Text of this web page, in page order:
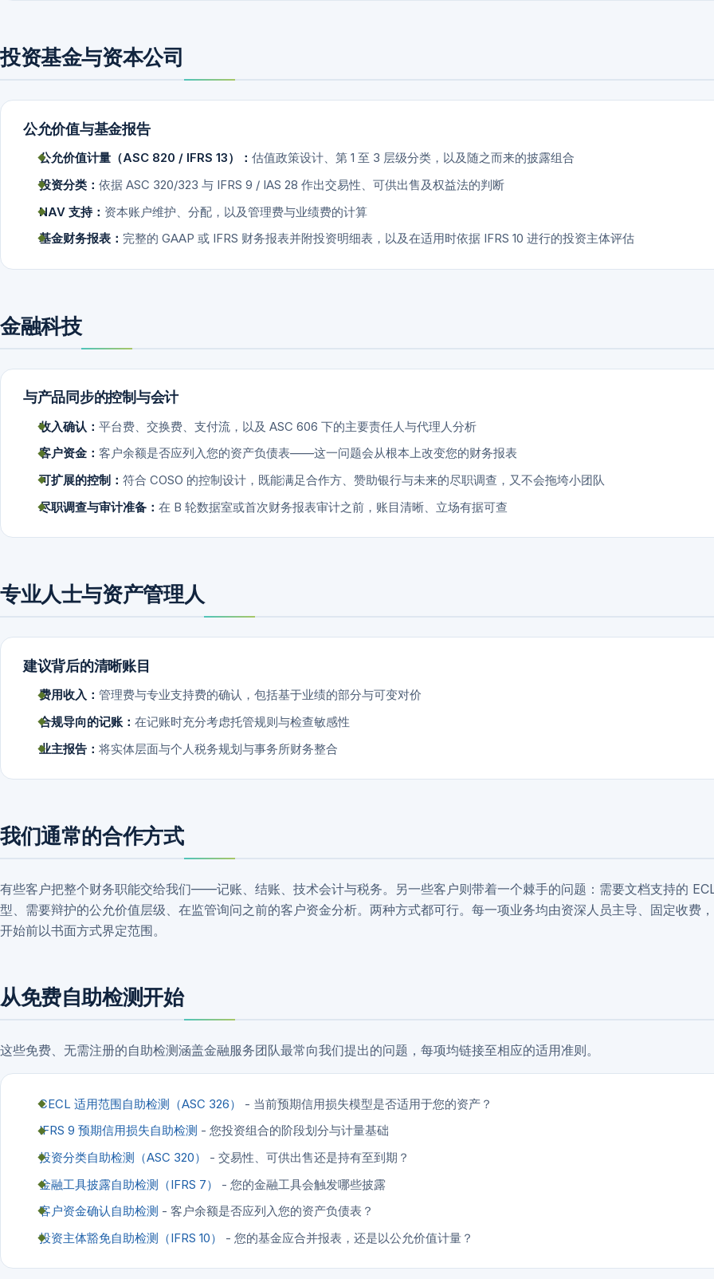
投资基金与资本公司
公允价值与基金报告
公允价值计量（ASC 820 / IFRS 13）： 估值政策设计、第 1 至 3 层级分类，以及随之而来的披露组合
投资分类： 依据 ASC 320/323 与 IFRS 9 / IAS 28 作出交易性、可供出售及权益法的判断
NAV 支持： 资本账户维护、分配，以及管理费与业绩费的计算
基金财务报表： 完整的 GAAP 或 IFRS 财务报表并附投资明细表，以及在适用时依据 IFRS 10 进行的投资主体评估
金融科技
与产品同步的控制与会计
收入确认： 平台费、交换费、支付流，以及 ASC 606 下的主要责任人与代理人分析
客户资金： 客户余额是否应列入您的资产负债表——这一问题会从根本上改变您的财务报表
可扩展的控制： 符合 COSO 的控制设计，既能满足合作方、赞助银行与未来的尽职调查，又不会拖垮小团队
尽职调查与审计准备： 在 B 轮数据室或首次财务报表审计之前，账目清晰、立场有据可查
专业人士与资产管理人
建议背后的清晰账目
费用收入： 管理费与专业支持费的确认，包括基于业绩的部分与可变对价
合规导向的记账： 在记账时充分考虑托管规则与检查敏感性
业主报告： 将实体层面与个人税务规划与事务所财务整合
我们通常的合作方式
有些客户把整个财务职能交给我们——记账、结账、技术会计与税务。另一些客户则带着一个棘手的问题：需要文档支持的
型、需要辩护的公允价值层级、在监管询问之前的客户资金分析。两种方式都可行。每一项业务均由资深人员主导、固定收费
开始前以书面方式界定范围。
从免费自助检测开始
这些免费、无需注册的自助检测涵盖金融服务团队最常向我们提出的问题，每项均链接至相应的适用准则。
CECL 适用范围自助检测（ASC 326）
- 当前预期信用损失模型是否适用于您的资产？
IFRS 9 预期信用损失自助检测 - 您投资组合的阶段划分与计量基础
投资分类自助检测（ASC 320）
- 交易性、可供出售还是持有至到期？
金融工具披露自助检测（IFRS 7）
- 您的金融工具会触发哪些披露
客户资金确认自助检测 - 客户余额是否应列入您的资产负债表？
投资主体豁免自助检测（IFRS 10）
- 您的基金应合并报表，还是以公允价值计量？